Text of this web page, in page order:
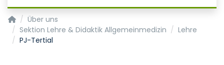
Institut für Digitale Allgemeinmedizin
Über uns
Sektion Lehre & Didaktik Allgemeinmedizin
Lehre
PJ-Tertial